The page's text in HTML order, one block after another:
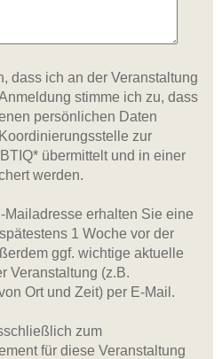
dass ich an der Veranstaltung
stimme ich zu, dass
persönlichen Daten
zur
übermittelt und in einer
werden.
Mailadresse erhalten Sie eine
1 Woche vor der
ggf. wichtige aktuelle
Veranstaltung (z.B.
Ort und Zeit) per E-Mail.
zum
für diese Veranstaltung